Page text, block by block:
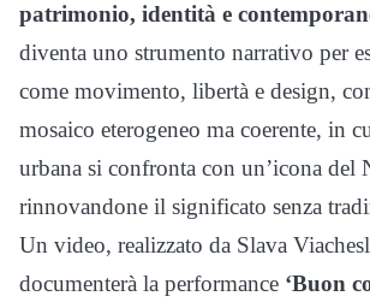
patrimonio, identità e
diventa uno strumento narrativo per
come movimento, libertà e design,
mosaico eterogeneo ma coerente, in
urbana si confronta con un’icona del
rinnovandone il significato senza
Un video, realizzato da Slava
documenterà la performance ‘Buon